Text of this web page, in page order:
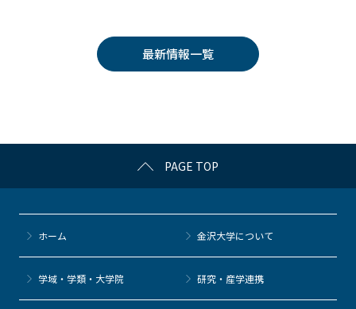
k
erk
et
n
a
最新情報一覧
PAGE TOP
ホーム 金沢大学について
学域・学類・大学院 研究・産学連携